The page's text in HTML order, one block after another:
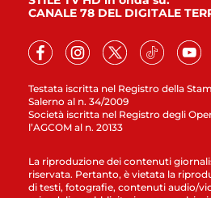
Testata iscritta nel Registro della
Salerno al n. 34/2009
Società iscritta nel Registro degli
l’AGCOM al n. 20133
CANALE 78 DEL DIGITALE
La riproduzione dei contenuti
riservata. Pertanto, è vietata la
di testi, fotografie, contenuti audio/